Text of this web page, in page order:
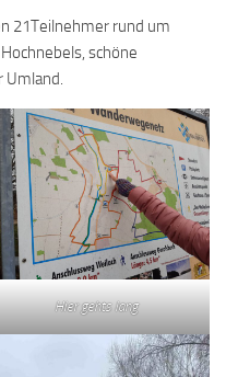
21Teilnehmer rund um
schöne
Hier gehts lang